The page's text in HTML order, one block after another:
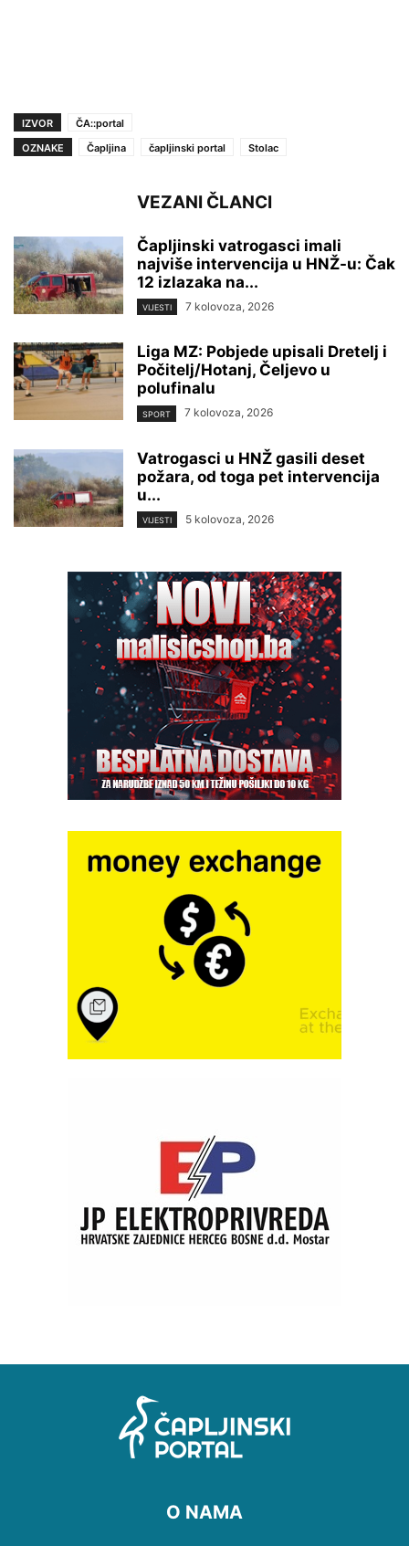
IZVOR
ČA::portal
OZNAKE
Čapljina čapljinski portal Stolac
VEZANI ČLANCI
Čapljinski vatrogasci imali
najviše intervencija u HNŽ-u: Čak
12 izlazaka na...
VIJESTI 7 kolovoza, 2026
Liga MZ: Pobjede upisali Dretelj i
Počitelj/Hotanj, Čeljevo u
polufinalu
SPORT 7 kolovoza, 2026
Vatrogasci u HNŽ gasili deset
požara, od toga pet intervencija
u...
VIJESTI 5 kolovoza, 2026
O NAMA